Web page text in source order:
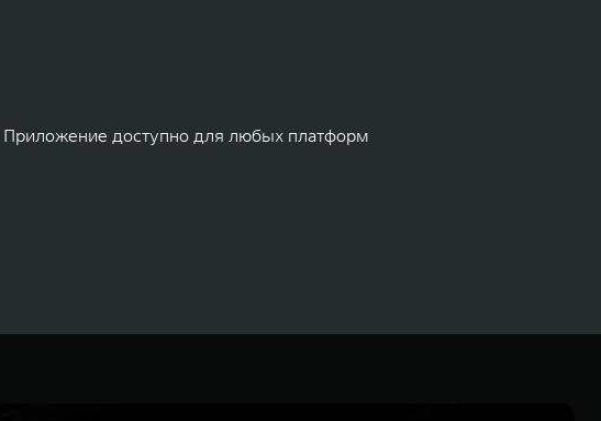
Приложение доступно для любых платформ